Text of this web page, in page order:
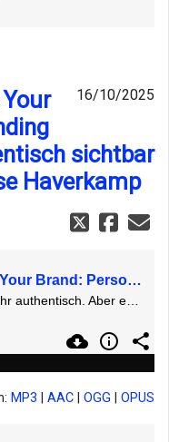
16/10/2025
sichtbar
Haverkamp
#115 | Your Magic is Your Brand: Personal Branding für Frauen, die authentisch sichtbar sein wollen mit Denise Haverkamp
MP3 AAC OGG OPUS